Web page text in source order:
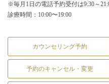
※毎月1日の電話予約受付は9:30～
診療時間：10:00〜19:00
カウンセリング予約
予約のキャンセル・変更